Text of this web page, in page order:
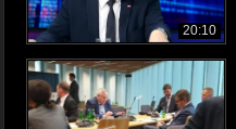
20:10